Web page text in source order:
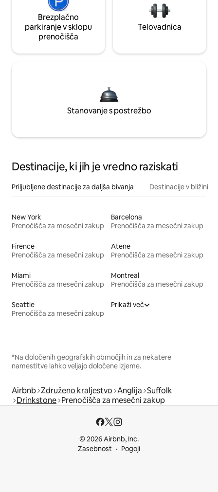
Brezplačno
parkiranje v sklopu
prenočišča
Telovadnica
Stanovanje s postrežbo
Destinacije, ki jih je vredno raziskati
Priljubljene destinacije za daljša bivanja Destinacije v bližini
New York
Prenočišča za mesečni zakup
Barcelona
Prenočišča za mesečni zakup
Firence
Prenočišča za mesečni zakup
Atene
Prenočišča za mesečni zakup
Miami
Prenočišča za mesečni zakup
Montreal
Prenočišča za mesečni zakup
Seattle
Prenočišča za mesečni zakup
Prikaži več
*Na določenih geografskih območjih in za nekatere
namestitve lahko veljajo določene izjeme.
Airbnb Združeno kraljestvo Anglija Suffolk
Drinkstone Prenočišča za mesečni zakup
© 2026 Airbnb, Inc.
Zasebnost
Pogoji